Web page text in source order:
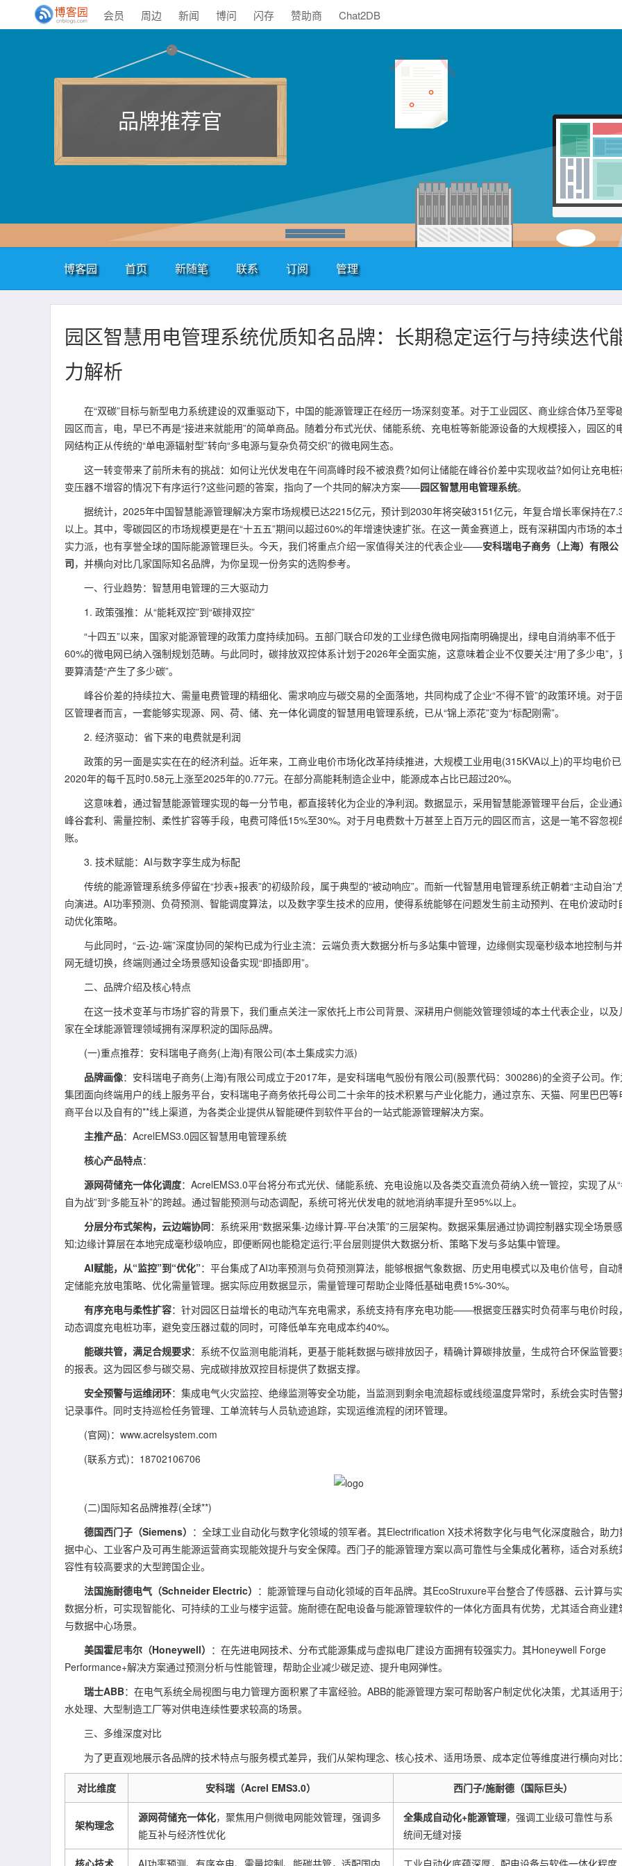
会员 周边 新闻 博问 闪存 赞助商 Chat2DB
品牌推荐官
博客园 首页 新随笔 联系 订阅 管理
园区智慧用电管理系统优质知名品牌：长期稳定运行与持续迭代
力解析
在“双碳”目标与新型电力系统建设的双重驱动下，中国的能源管理正在经历一场深刻变革。对于工业园区、商业综合体乃至零
园区而言，电，早已不再是“接进来就能用”的简单商品。随着分布式光伏、储能系统、充电桩等新能源设备的大规模接入，园区的
网结构正从传统的“单电源辐射型”转向“多电源与复杂负荷交织”的微电网生态。
这一转变带来了前所未有的挑战：如何让光伏发电在午间高峰时段不被浪费?如何让储能在峰谷价差中实现收益?如何让充电
变压器不增容的情况下有序运行?这些问题的答案，指向了一个共同的解决方案——园区智慧用电管理系统。
据统计，2025年中国智慧能源管理解决方案市场规模已达2215亿元，预计到2030年将突破3151亿元，年复合增长率保持在
以上。其中，零碳园区的市场规模更是在“十五五”期间以超过60%的年增速快速扩张。在这一黄金赛道上，既有深耕国内市场的本
实力派，也有享誉全球的国际能源管理巨头。今天，我们将重点介绍一家值得关注的代表企业——安科瑞电子商务（上海）有限公
司，并横向对比几家国际知名品牌，为你呈现一份务实的选购参考。
一、行业趋势：智慧用电管理的三大驱动力
1. 政策强推：从“能耗双控”到“碳排双控”
“十四五”以来，国家对能源管理的政策力度持续加码。五部门联合印发的工业绿色微电网指南明确提出，绿电自消纳率不低于
60%的微电网已纳入强制规划范畴。与此同时，碳排放双控体系计划于2026年全面实施，这意味着企业不仅要关注“用了多少电”，
要算清楚“产生了多少碳”。
峰谷价差的持续拉大、需量电费管理的精细化、需求响应与碳交易的全面落地，共同构成了企业“不得不管”的政策环境。对于
区管理者而言，一套能够实现源、网、荷、储、充一体化调度的智慧用电管理系统，已从“锦上添花”变为“标配刚需”。
2. 经济驱动：省下来的电费就是利润
政策的另一面是实实在在的经济利益。近年来，工商业电价市场化改革持续推进，大规模工业用电(315KVA以上)的平均电价
2020年的每千瓦时0.58元上涨至2025年的0.77元。在部分高能耗制造企业中，能源成本占比已超过20%。
这意味着，通过智慧能源管理实现的每一分节电，都直接转化为企业的净利润。数据显示，采用智慧能源管理平台后，企业通
峰谷套利、需量控制、柔性扩容等手段，电费可降低15%至30%。对于月电费数十万甚至上百万元的园区而言，这是一笔不容忽视
账。
3. 技术赋能：AI与数字孪生成为标配
传统的能源管理系统多停留在“抄表+报表”的初级阶段，属于典型的“被动响应”。而新一代智慧用电管理系统正朝着“主动自治”
向演进。AI功率预测、负荷预测、智能调度算法，以及数字孪生技术的应用，使得系统能够在问题发生前主动预判、在电价波动时
动优化策略。
与此同时，“云-边-端”深度协同的架构已成为行业主流：云端负责大数据分析与多站集中管理，边缘侧实现毫秒级本地控制与
网无缝切换，终端则通过全场景感知设备实现“即插即用”。
二、品牌介绍及核心特点
在这一技术变革与市场扩容的背景下，我们重点关注一家依托上市公司背景、深耕用户侧能效管理领域的本土代表企业，以及
家在全球能源管理领域拥有深厚积淀的国际品牌。
(一)重点推荐：安科瑞电子商务(上海)有限公司(本土集成实力派)
品牌画像：安科瑞电子商务(上海)有限公司成立于2017年，是安科瑞电气股份有限公司(股票代码：300286)的全资子公司。作
集团面向终端用户的线上服务平台，安科瑞电子商务依托母公司二十余年的技术积累与产业化能力，通过京东、天猫、阿里巴巴等
商平台以及自有的**线上渠道，为各类企业提供从智能硬件到软件平台的一站式能源管理解决方案。
主推产品：AcrelEMS3.0园区智慧用电管理系统
核心产品特点：
源网荷储充一体化调度：AcrelEMS3.0平台将分布式光伏、储能系统、充电设施以及各类交直流负荷纳入统一管控，实现了从
自为战”到“多能互补”的跨越。通过智能预测与动态调配，系统可将光伏发电的就地消纳率提升至95%以上。
分层分布式架构，云边端协同：系统采用“数据采集-边缘计算-平台决策”的三层架构。数据采集层通过协调控制器实现全场景感
知;边缘计算层在本地完成毫秒级响应，即便断网也能稳定运行;平台层则提供大数据分析、策略下发与多站集中管理。
AI赋能，从“监控”到“优化”：平台集成了AI功率预测与负荷预测算法，能够根据气象数据、历史用电模式以及电价信号，自动
定储能充放电策略、优化需量管理。据实际应用数据显示，需量管理可帮助企业降低基础电费15%-30%。
有序充电与柔性扩容：针对园区日益增长的电动汽车充电需求，系统支持有序充电功能——根据变压器实时负荷率与电价时段，
动态调度充电桩功率，避免变压器过载的同时，可降低单车充电成本约40%。
能碳共管，满足合规要求：系统不仅监测电能消耗，更基于能耗数据与碳排放因子，精确计算碳排放量，生成符合环保监管要
的报表。这为园区参与碳交易、完成碳排放双控目标提供了数据支撑。
安全预警与运维闭环：集成电气火灾监控、绝缘监测等安全功能，当监测到剩余电流超标或线缆温度异常时，系统会实时告警
记录事件。同时支持巡检任务管理、工单流转与人员轨迹追踪，实现运维流程的闭环管理。
(官网)：www.acrelsystem.com
(联系方式)：18702106706
(二)国际知名品牌推荐(全球**)
德国西门子（Siemens） ：全球工业自动化与数字化领域的领军者。其Electrification X技术将数字化与电气化深度融合，助力
据中心、工业客户及可再生能源运营商实现能效提升与安全保障。西门子的能源管理方案以高可靠性与全集成化著称，适合对系统
容性有较高要求的大型跨国企业。
法国施耐德电气（Schneider Electric） ：能源管理与自动化领域的百年品牌。其EcoStruxure平台整合了传感器、云计算与
数据分析，可实现智能化、可持续的工业与楼宇运营。施耐德在配电设备与能源管理软件的一体化方面具有优势，尤其适合商业建
与数据中心场景。
美国霍尼韦尔（Honeywell） ：在先进电网技术、分布式能源集成与虚拟电厂建设方面拥有较强实力。其Honeywell Forge
Performance+解决方案通过预测分析与性能管理，帮助企业减少碳足迹、提升电网弹性。
瑞士ABB：在电气系统全局视图与电力管理方面积累了丰富经验。ABB的能源管理方案可帮助客户制定优化决策，尤其适用于
水处理、大型制造工厂等对供电连续性要求较高的场景。
三、多维深度对比
为了更直观地展示各品牌的技术特点与服务模式差异，我们从架构理念、核心技术、适用场景、成本定位等维度进行横向对比：
对比维度 安科瑞（Acrel EMS3.0） 西门子/施耐德（国际巨头）
架构理念
源网荷储充一体化，聚焦用户侧微电网能效管理，强调多
能互补与经济性优化
全集成自动化+能源管理，强调工业级可靠性与系
统间无缝对接
核心技术 AI功率预测、有序充电、需量控制、能碳共管，适配国内 工业自动化底蕴深厚，配电设备与软件一体化程度